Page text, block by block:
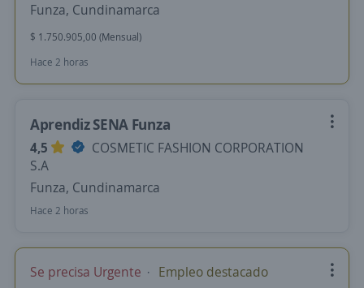
Funza, Cundinamarca
$ 1.750.905,00 (Mensual)
Hace 2 horas
Aprendiz SENA Funza
4,5
COSMETIC FASHION CORPORATION
S.A
Funza, Cundinamarca
Hace 2 horas
Se precisa Urgente Empleo destacado